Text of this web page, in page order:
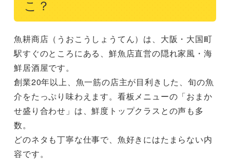
こ？
魚耕商店（うおこうしょうてん）は、大阪・大国町
駅すぐのところにある、鮮魚店直営の隠れ家風・海
鮮居酒屋です。
創業20年以上、魚一筋の店主が目利きした、旬の魚
介をたっぷり味わえます。看板メニューの「おまか
せ盛り合わせ」は、鮮度トップクラスとの声も多
数。
どのネタも丁寧な仕事で、魚好きにはたまらない内
容です。